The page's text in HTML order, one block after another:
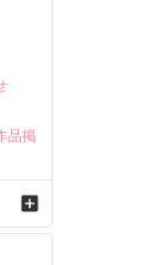
品掲